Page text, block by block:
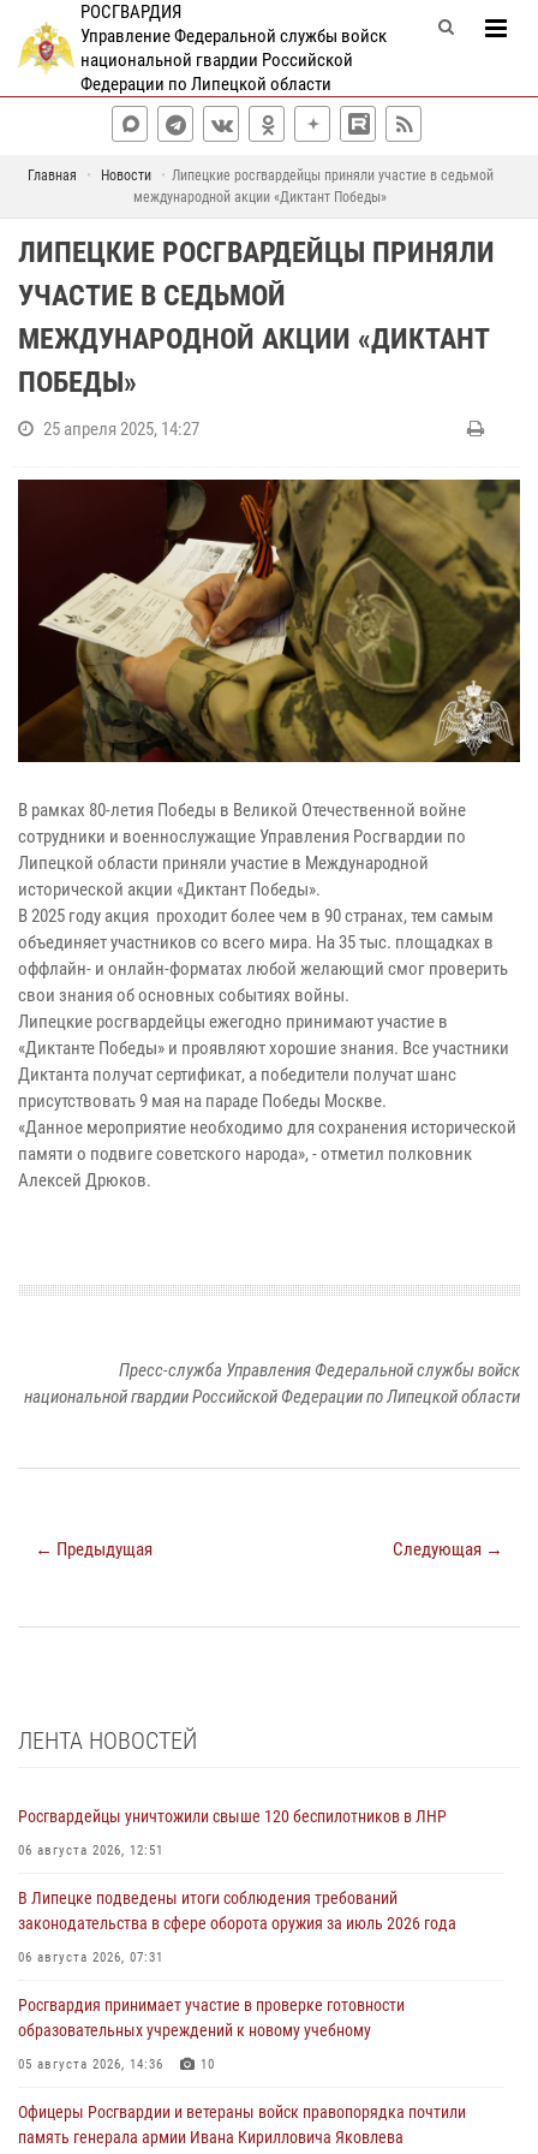
РОСГВАРДИЯ
Управление Федеральной службы войск
национальной гвардии Российской
Федерации по Липецкой области
Главная Новости
Липецкие росгвардейцы приняли участие в седьмой
международной акции «Диктант Победы»
ЛИПЕЦКИЕ РОСГВАРДЕЙЦЫ ПРИНЯЛИ
УЧАСТИЕ В СЕДЬМОЙ
МЕЖДУНАРОДНОЙ АКЦИИ «ДИКТАНТ
ПОБЕДЫ»
25 апреля 2025, 14:27
В рамках 80-летия Победы в Великой Отечественной войне
сотрудники и военнослужащие Управления Росгвардии по
Липецкой области приняли участие в Международной
исторической акции «Диктант Победы».
В 2025 году акция проходит более чем в 90 странах, тем самым
объединяет участников со всего мира. На 35 тыс. площадках в
оффлайн- и онлайн-форматах любой желающий смог проверить
свои знания об основных событиях войны.
Липецкие росгвардейцы ежегодно принимают участие в
«Диктанте Победы» и проявляют хорошие знания. Все участники
Диктанта получат сертификат, а победители получат шанс
присутствовать 9 мая на параде Победы Москве.
«Данное мероприятие необходимо для сохранения исторической
памяти о подвиге советского народа», - отметил полковник
Алексей Дрюков.
Пресс-служба Управления Федеральной службы войск
национальной гвардии Российской Федерации по Липецкой области
← Предыдущая Следующая →
ЛЕНТА НОВОСТЕЙ
Росгвардейцы уничтожили свыше 120 беспилотников в ЛНР
06 августа 2026, 12:51
В Липецке подведены итоги соблюдения требований
законодательства в сфере оборота оружия за июль 2026 года
06 августа 2026, 07:31
Росгвардия принимает участие в проверке готовности
образовательных учреждений к новому учебному
05 августа 2026, 14:36 10
Офицеры Росгвардии и ветераны войск правопорядка почтили
память генерала армии Ивана Кирилловича Яковлева